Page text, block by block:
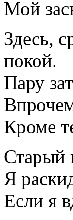
Мой
Здесь,
покой.
Пару
Кроме
Старый
Я
Если я